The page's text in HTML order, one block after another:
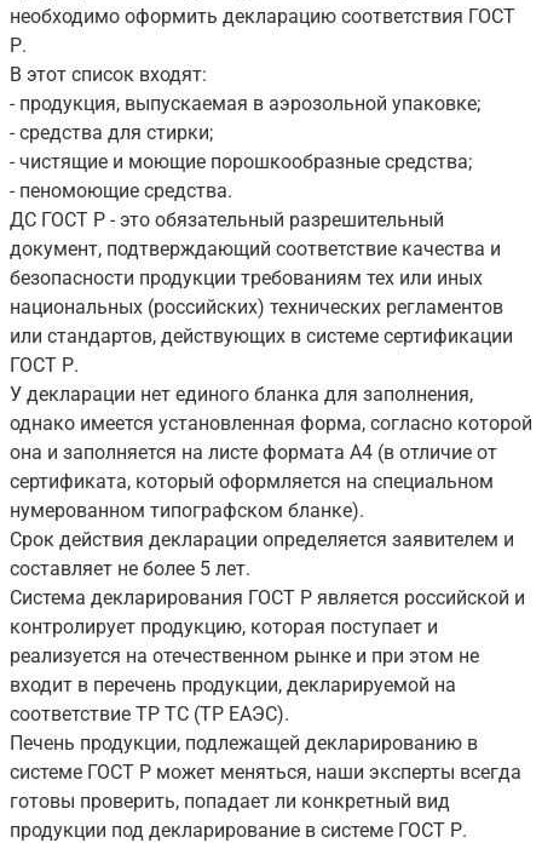
необходимо оформить декларацию соответствия ГОСТ
Р.
В этот список входят:
- продукция, выпускаемая в аэрозольной упаковке;
- средства для стирки;
- чистящие и моющие порошкообразные средства;
- пеномоющие средства.
ДС ГОСТ Р - это обязательный разрешительный
документ, подтверждающий соответствие качества и
безопасности продукции требованиям тех или иных
национальных (российских) технических регламентов
или стандартов, действующих в системе сертификации
ГОСТ Р.
У декларации нет единого бланка для заполнения,
однако имеется установленная форма, согласно которой
она и заполняется на листе формата А4 (в отличие от
сертификата, который оформляется на специальном
нумерованном типографском бланке).
Срок действия декларации определяется заявителем и
составляет не более 5 лет.
Система декларирования ГОСТ Р является российской и
контролирует продукцию, которая поступает и
реализуется на отечественном рынке и при этом не
входит в перечень продукции, декларируемой на
соответствие ТР ТС (ТР ЕАЭС).
Печень продукции, подлежащей декларированию в
системе ГОСТ Р может меняться, наши эксперты всегда
готовы проверить, попадает ли конкретный вид
продукции под декларирование в системе ГОСТ Р.